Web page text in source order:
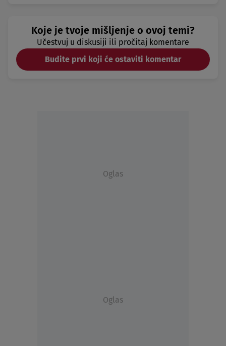
Koje je tvoje mišljenje o ovoj temi?
Učestvuj u diskusiji ili pročitaj komentare
Budite prvi koji će ostaviti komentar
Oglas
Oglas